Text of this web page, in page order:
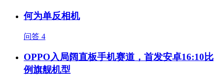
何为单反相机
问答 4
OPPO入局阔直板手机赛道，首发安卓16:10比
例旗舰机型